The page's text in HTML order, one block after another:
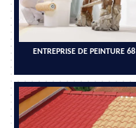
ENTREPRISE DE PEINTURE 68